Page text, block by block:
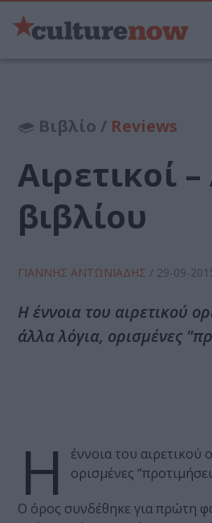
Βιβλίο / Reviews
Αιρετικοί
βιβλίου
ΓΙΑΝΝΗΣ ΑΝΤΩΝΙΑΔΗΣ / 29-09-
Η έννοια του αιρετικού
άλλα λόγια, ορισμένες
Η
έννοια του αιρετικού
ορισμένες
Ο όρος συνδέθηκε για πρώτη